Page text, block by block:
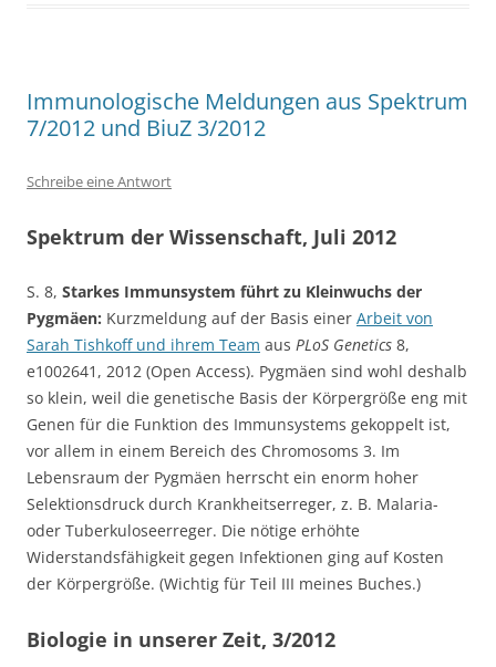
Immunologische Meldungen aus Spektrum
7/2012 und BiuZ 3/2012
Schreibe eine Antwort
Spektrum der Wissenschaft, Juli 2012
S. 8, Starkes Immunsystem führt zu Kleinwuchs der
Pygmäen: Kurzmeldung auf der Basis einer Arbeit von
Sarah Tishkoff und ihrem Team aus PLoS Genetics 8,
e1002641, 2012 (Open Access). Pygmäen sind wohl deshalb
so klein, weil die genetische Basis der Körpergröße eng mit
Genen für die Funktion des Immunsystems gekoppelt ist,
vor allem in einem Bereich des Chromosoms 3. Im
Lebensraum der Pygmäen herrscht ein enorm hoher
Selektionsdruck durch Krankheitserreger, z. B. Malaria-
oder Tuberkuloseerreger. Die nötige erhöhte
Widerstandsfähigkeit gegen Infektionen ging auf Kosten
der Körpergröße. (Wichtig für Teil III meines Buches.)
Biologie in unserer Zeit, 3/2012